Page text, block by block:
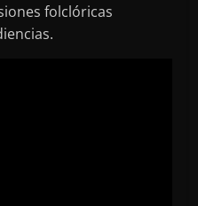
folclóricas